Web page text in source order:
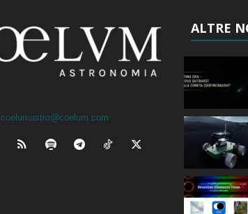
coelumastro@coelum.com
ALTRE